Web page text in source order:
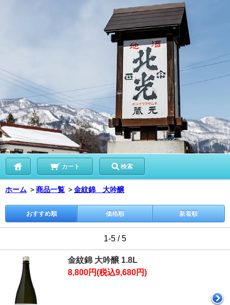
カート 検索
ホーム ＞商品一覧 ＞金紋錦 大吟醸
おすすめ順 価格順 新着順
1-5 / 5
金紋錦 大吟醸 1.8L
8,800円(税込9,680円)